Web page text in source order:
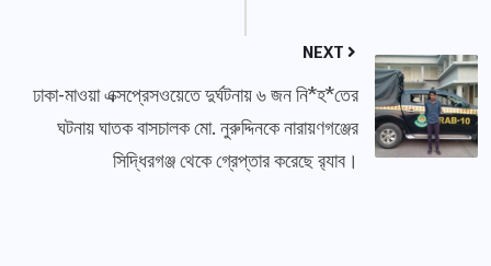
NEXT
ঢাকা-মাওয়া এক্সপ্রেসওয়েতে দুর্ঘটনায় ৬ জন নি*হ*তের
ঘটনায় ঘাতক বাসচালক মো. নুরুদ্দিনকে নারায়ণগঞ্জের
সিদ্ধিরগঞ্জ থেকে গ্রেপ্তার করেছে র‍্যাব।